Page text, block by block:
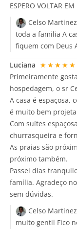
ESPERO VOLTAR
Celso
toda a familia A
fiquem com Deus
Luciana ★★★★★
Primeiramente
hospedagem, o sr
A casa é espaçosa,
é muito bem
Com suítes
churrasqueira e
As praias são
próximo também.
Passei dias
família. Agradeço
sem dúvidas.
Celso
muito gentil Fico